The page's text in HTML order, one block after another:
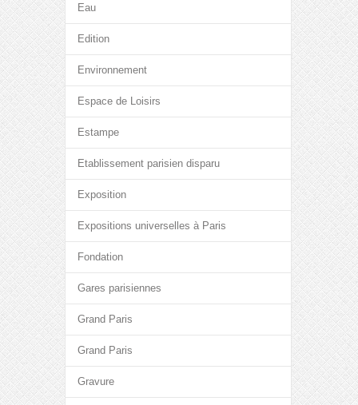
Eau
Edition
Environnement
Espace de Loisirs
Estampe
Etablissement parisien disparu
Exposition
Expositions universelles à Paris
Fondation
Gares parisiennes
Grand Paris
Grand Paris
Gravure